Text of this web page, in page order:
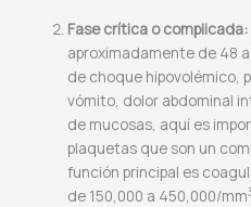
Fase crítica o complicada:
aproximadamente de 48
de choque hipovolémico,
vómito, dolor abdominal
de mucosas, aquí es
plaquetas que son un
función principal es
de 150,000 a 450,000/mm